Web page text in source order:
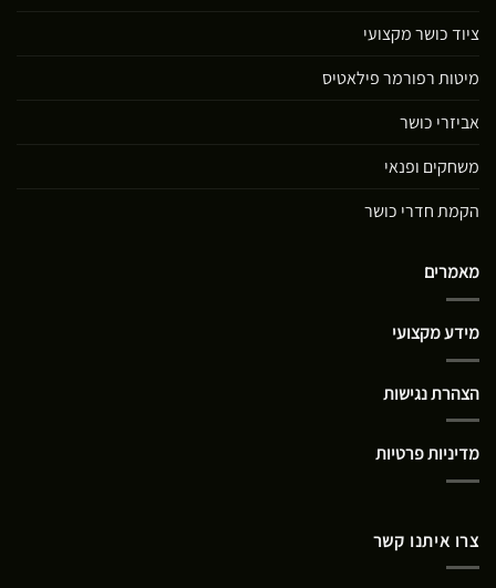
ציוד כושר מקצועי
מיטות רפורמר פילאטיס
אביזרי כושר
משחקים ופנאי
הקמת חדרי כושר
מאמרים
מידע מקצועי
הצהרת נגישות
מדיניות פרטיות
צרו איתנו קשר